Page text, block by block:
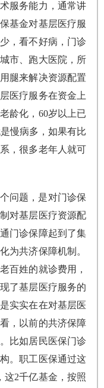
服务能力，通常讲
基金对基层医疗服
，看不好病，门诊
市、跑大医院，所
腿来解决资源配置
医疗服务在资金上
龄化，60岁以上已
慢病多，如果有比
，很多老年人就可
问题，是对门诊保
对基层医疗资源配
门诊保障起到了集
为共济保障机制。
百姓的就诊费用，
了基层医疗服务的
实实在在对基层医
，以前的共济保障
比如居民医保门诊
。职工医保通过这
这2千亿基金，按照